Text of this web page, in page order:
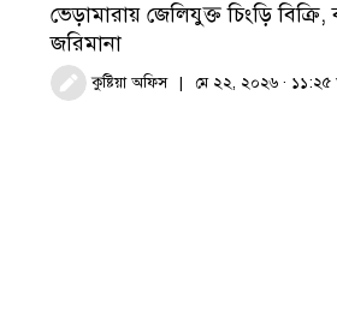
ভেড়ামারায় জেলিযুক্ত চিংড়ি বিক্রি,
জরিমানা
কুষ্টিয়া অফিস মে ২২, ২০২৬ · ১১:২৫